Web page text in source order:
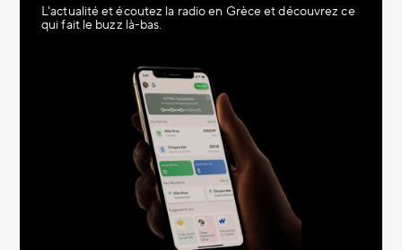
L'actualité et écoutez la radio en Grèce et découvrez ce
qui fait le buzz là-bas.